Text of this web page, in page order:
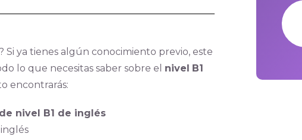
ya tienes algún conocimiento previo, este
lo que necesitas saber sobre el nivel B1
encontrarás:
nivel B1 de inglés